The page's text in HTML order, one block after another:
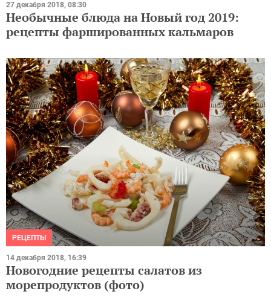
27 декабря 2018, 08:30
Необычные блюда на Новый год 2019:
рецепты фаршированных кальмаров
РЕЦЕПТЫ
14 декабря 2018, 16:39
Новогодние рецепты салатов из
морепродуктов (фото)